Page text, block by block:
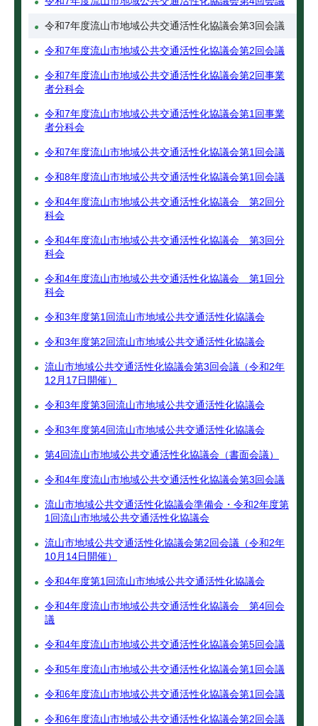
令和7年度流山市地域公共交通活性化協議会第3回会議
令和7年度流山市地域公共交通活性化協議会第2回会議
令和7年度流山市地域公共交通活性化協議会第2回事業
者分科会
令和7年度流山市地域公共交通活性化協議会第1回事業
者分科会
令和7年度流山市地域公共交通活性化協議会第1回会議
令和8年度流山市地域公共交通活性化協議会第1回会議
令和4年度流山市地域公共交通活性化協議会 第2回分
科会
令和4年度流山市地域公共交通活性化協議会 第3回分
科会
令和4年度流山市地域公共交通活性化協議会 第1回分
科会
令和3年度第1回流山市地域公共交通活性化協議会
令和3年度第2回流山市地域公共交通活性化協議会
流山市地域公共交通活性化協議会第3回会議（令和2年
12月17日開催）
令和3年度第3回流山市地域公共交通活性化協議会
令和3年度第4回流山市地域公共交通活性化協議会
第4回流山市地域公共交通活性化協議会（書面会議）
令和4年度流山市地域公共交通活性化協議会第3回会議
流山市地域公共交通活性化協議会準備会・令和2年度第
1回流山市地域公共交通活性化協議会
流山市地域公共交通活性化協議会第2回会議（令和2年
10月14日開催）
令和4年度第1回流山市地域公共交通活性化協議会
令和4年度流山市地域公共交通活性化協議会 第4回会
議
令和4年度流山市地域公共交通活性化協議会第5回会議
令和5年度流山市地域公共交通活性化協議会第1回会議
令和6年度流山市地域公共交通活性化協議会第1回会議
令和6年度流山市地域公共交通活性化協議会第2回会議